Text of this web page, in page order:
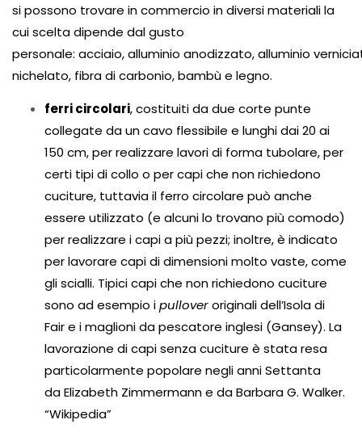
si possono trovare in commercio in diversi materiali la
cui scelta dipende dal gusto
personale: acciaio,alluminio anodizzato,alluminio
nichelato, fibra di carbonio,bambùe legno.
ferri circolari, costituiti da due corte punte
collegate da un cavo flessibile e lunghi dai 20 ai
150 cm, per realizzare lavori di forma tubolare, per
certi tipi di collo o per capi che non richiedono
cuciture, tuttavia il ferro circolare può anche
essere utilizzato (e alcuni lo trovano più comodo)
per realizzare i capi a più pezzi; inoltre, è indicato
per lavorare capi di dimensioni molto vaste, come
gli scialli. Tipici capi che non richiedono cuciture
sono ad esempio ipulloveroriginali dell’Isola di
Faire i maglioni da pescatore inglesi (Gansey). La
lavorazione di capi senza cuciture è stata resa
particolarmente popolare negli anni Settanta
daElizabeth Zimmermanne daBarbara G. Walker.
“Wikipedia”